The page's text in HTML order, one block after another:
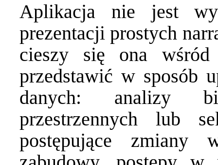
Aplikacja nie jest
prezentacji prostych
cieszy się ona
przedstawić w sposób
danych: analizy
przestrzennych lub
postępujące zmiany